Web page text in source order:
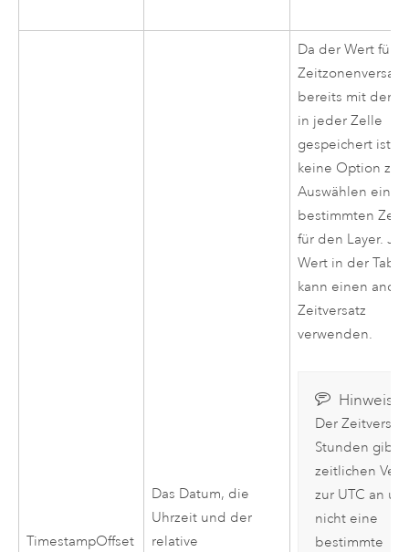
TimestampOffset
Das Datum, die
Uhrzeit und der
relative
Da der Wert für
Zeitzonenversatz
bereits mit dem
in jeder Zelle
gespeichert ist,
keine Option
Auswählen einer
bestimmten
für den Layer.
Wert in der
kann einen
Zeitversatz
verwenden.
Hinweis:
Der
Stunden gibt
zeitlichen
zur UTC an
nicht eine
bestimmte